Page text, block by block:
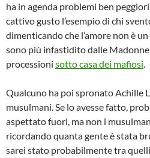
ha in agenda problemi ben
cattivo gusto l’esempio di chi
dimenticando che l’amore non è
sono più infastidito dalle
processioni sotto casa dei mafiosi.
Qualcuno ha poi spronato Achille
musulmani. Se lo avesse fatto,
aspettato fuori, ma non i
ricordando quanta gente è stata
sarei stato probabilmente tra